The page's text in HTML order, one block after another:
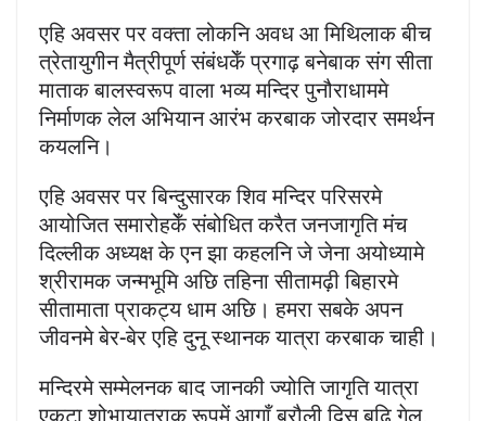
एहि अवसर पर वक्ता लोकनि अवध आ मिथिलाक बीच
त्रेतायुगीन मैत्रीपूर्ण संबंधकेँ प्रगाढ़ बनेबाक संग सीता
माताक बालस्वरूप वाला भव्य मन्दिर पुनौराधाममे
निर्माणक लेल अभियान आरंभ करबाक जोरदार समर्थन
कयलनि।
एहि अवसर पर बिन्दुसारक शिव मन्दिर परिसरमे
आयोजित समारोहकेँ संबोधित करैत जनजागृति मंच
दिल्लीक अध्यक्ष के एन झा कहलनि जे जेना अयोध्यामे
श्रीरामक जन्मभूमि अछि तहिना सीतामढ़ी बिहारमे
सीतामाता प्राकट्य धाम अछि। हमरा सबके अपन
जीवनमे बेर-बेर एहि दुनू स्थानक यात्रा करबाक चाही।
मन्दिरमे सम्मेलनक बाद जानकी ज्योति जागृति यात्रा